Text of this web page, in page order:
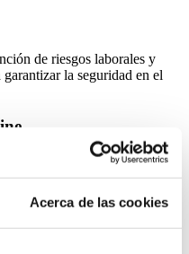
Acerca de las cookies
de riesgos laborales y
la seguridad en el
laborales